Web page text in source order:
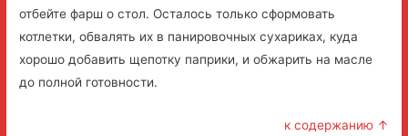
отбейте фарш о стол. Осталось только сформовать
котлетки, обвалять их в панировочных сухариках, куда
хорошо добавить щепотку паприки, и обжарить на масле
до полной готовности.
к содержанию ↑